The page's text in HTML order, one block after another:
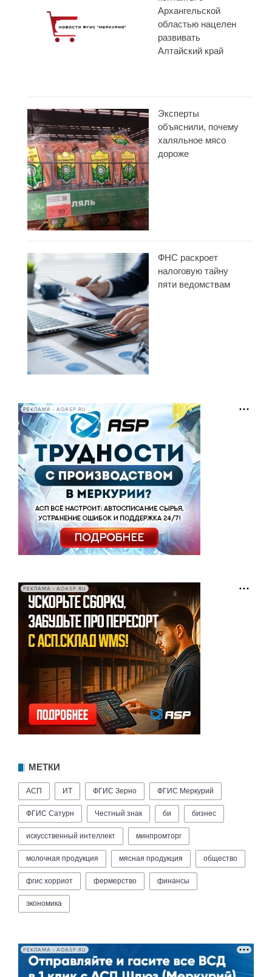
Архангельской
областью нацелен
развивать
Алтайский край
Эксперты
объяснили, почему
халяльное мясо
дороже
ФНС раскроет
налоговую тайну
пяти ведомствам
РЕКЛАМА • AOASP.RU
РЕКЛАМА • AOASP.RU
МЕТКИ
АСП ИТ ФГИС Зерно ФГИС Меркурий
ФГИС Сатурн Честный знак би бизнес
искусственный интеллект минпромторг
молочная продукция мясная продукция общество
фгис хорриот фермерство финансы
экономика
РЕКЛАМА • AOASP.RU